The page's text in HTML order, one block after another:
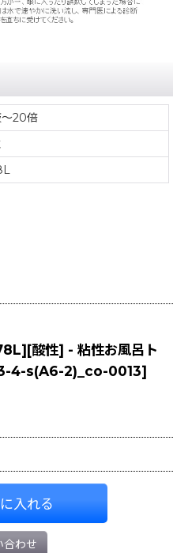
20倍
酸性] - 粘性お風呂ト
4-s(A6-2)_co-0013]
入れる
合わせ